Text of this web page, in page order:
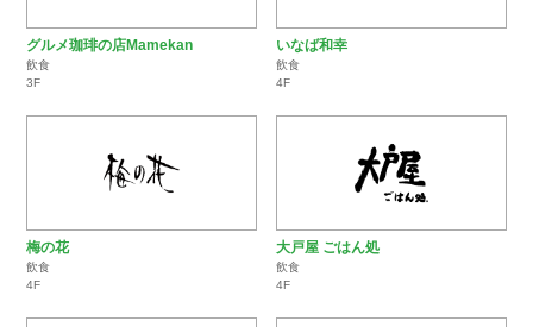
グルメ珈琲の店Mamekan
飲食
3F
いなば和幸
飲食
4F
梅の花
飲食
4F
大戸屋 ごはん処
飲食
4F